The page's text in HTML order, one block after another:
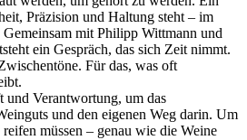
Präzision und Haltung steht – im
mit Philipp Wittmann und
ein Gespräch, das sich Zeit nimmt.
Für das, was oft
und Verantwortung, um das
und den eigenen Weg darin. Um
müssen – genau wie die Weine